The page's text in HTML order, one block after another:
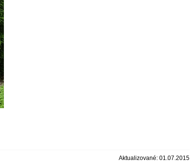
Aktualizované: 01.07.2015